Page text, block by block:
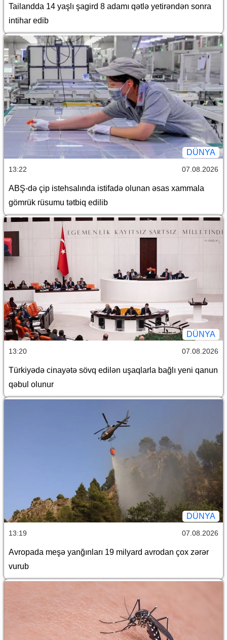
Tailandda 14 yaşlı şagird 8 adamı qətlə yetirəndən sonra
intihar edib
DÜNYA
13:22 07.08.2026
ABŞ-də çip istehsalında istifadə olunan əsas xammala
gömrük rüsumu tətbiq edilib
DÜNYA
13:20 07.08.2026
Türkiyədə cinayətə sövq edilən uşaqlarla bağlı yeni qanun
qəbul olunur
DÜNYA
13:19 07.08.2026
Avropada meşə yanğınları 19 milyard avrodan çox zərər
vurub